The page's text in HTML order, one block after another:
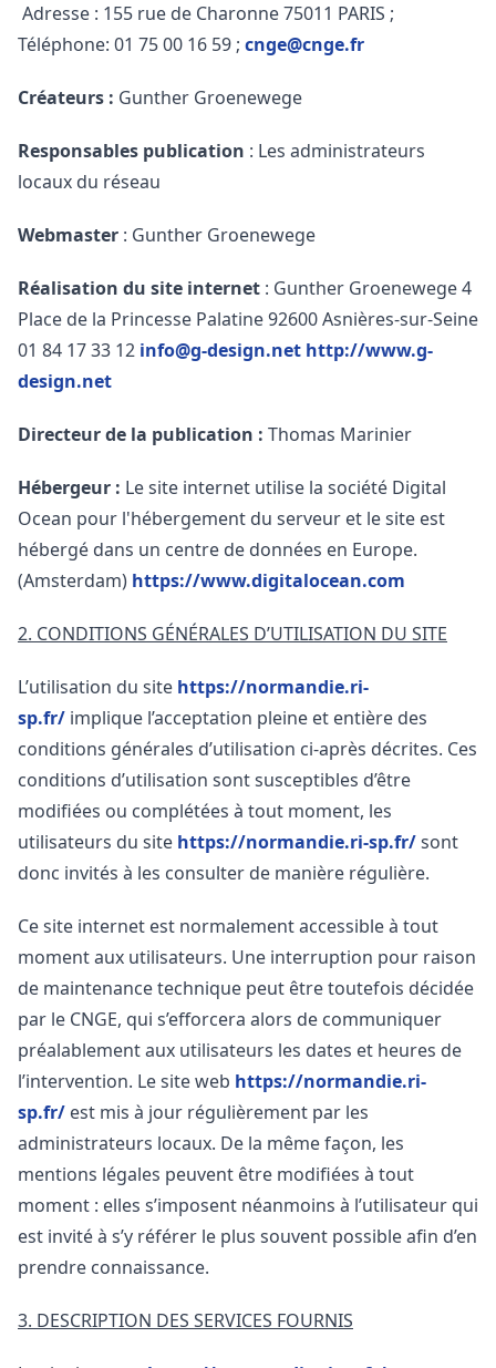
Adresse : 155 rue de Charonne 75011 PARIS ;
Téléphone: 01 75 00 16 59 ; cnge@cnge.fr
Créateurs : Gunther Groenewege
Responsables publication : Les administrateurs
locaux du réseau
Webmaster : Gunther Groenewege
Réalisation du site internet : Gunther Groenewege 4
Place de la Princesse Palatine 92600 Asnières-sur-Seine
01 84 17 33 12 info@g-design.net http://www.g-
design.net
Directeur de la publication : Thomas Marinier
Hébergeur : Le site internet utilise la société Digital
Ocean pour l'hébergement du serveur et le site est
hébergé dans un centre de données en Europe.
(Amsterdam) https://www.digitalocean.com
2. CONDITIONS GÉNÉRALES D’UTILISATION DU SITE
L’utilisation du site https://normandie.ri-
sp.fr/ implique l’acceptation pleine et entière des
conditions générales d’utilisation ci-après décrites. Ces
conditions d’utilisation sont susceptibles d’être
modifiées ou complétées à tout moment, les
utilisateurs du site https://normandie.ri-sp.fr/sont
donc invités à les consulter de manière régulière.
Ce site internet est normalement accessible à tout
moment aux utilisateurs. Une interruption pour raison
de maintenance technique peut être toutefois décidée
par le CNGE, qui s’efforcera alors de communiquer
préalablement aux utilisateurs les dates et heures de
l’intervention. Le site web https://normandie.ri-
sp.fr/ est mis à jour régulièrement par les
administrateurs locaux. De la même façon, les
mentions légales peuvent être modifiées à tout
moment : elles s’imposent néanmoins à l’utilisateur qui
est invité à s’y référer le plus souvent possible afin d’en
prendre connaissance.
3. DESCRIPTION DES SERVICES FOURNIS